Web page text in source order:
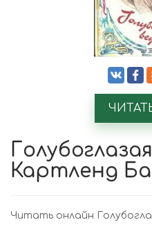
Картленд
Читать онлайн